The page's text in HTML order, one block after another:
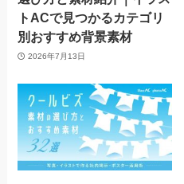
トACで見つかるカテゴリ
別おすすめ背景素材
2026年7月13日